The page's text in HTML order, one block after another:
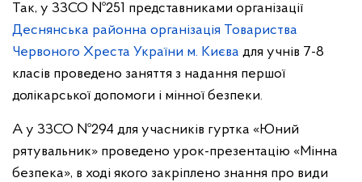
Так, у ЗЗСО №251 представниками організації
Деснянська районна організація Товариства
Червоного Хреста України м. Києва для учнів 7-8
класів проведено заняття з надання першої
долікарської допомоги і мінної безпеки.
А у ЗЗСО №294 для учасників гуртка «Юний
рятувальник» проведено урок-презентацію «Мінна
безпека», в ході якого закріплено знання про види